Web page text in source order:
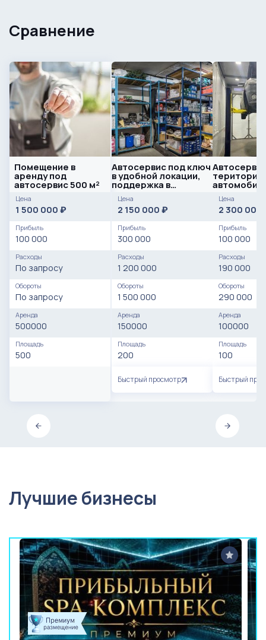
Сравнение
Помещение в
аренду под
автосервис 500 м²
Цена
1 500 000 ₽
Прибыль
100 000
Расходы
По запросу
Обороты
По запросу
Аренда
500000
Площадь
500
Автосервис под ключ
в удобной локации,
поддержка в
развитии
Цена
2 150 000 ₽
Прибыль
300 000
Расходы
1 200 000
Обороты
1 500 000
Аренда
150000
Площадь
200
Быстрый просмотр
територии
Цена
2 300 000
Прибыль
100 000
Расходы
190 000
Обороты
290 000
Аренда
100000
Площадь
100
Быстрый
Лучшие бизнесы